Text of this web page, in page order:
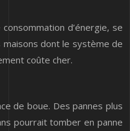
d’énergie, se
dont le système de
coûte cher.
de boue. Des pannes plus
pourrait tomber en panne